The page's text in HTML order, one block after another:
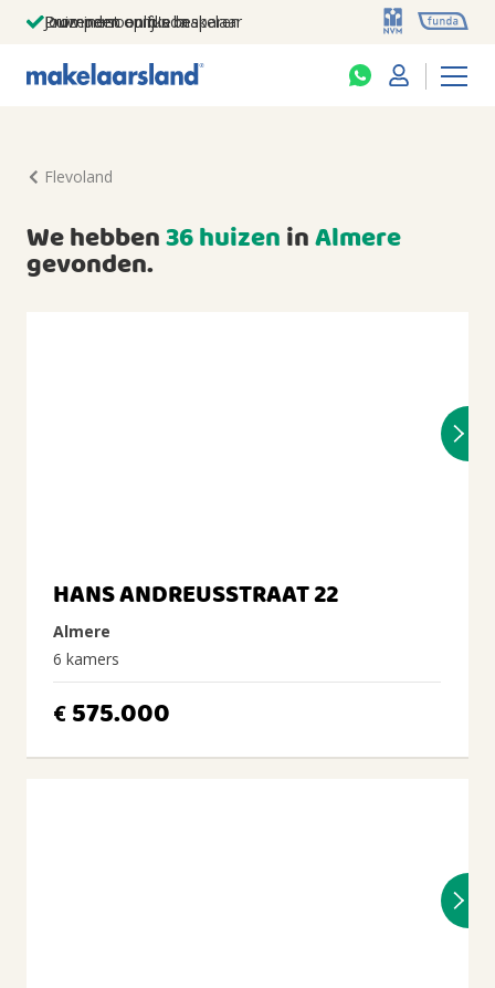
Jouw persoonlijke makelaar
Duizenden euro's besparen
Prominent op funda
Flevoland
We hebben36 huizeninAlmere
gevonden.
HANS ANDREUSSTRAAT 22
Almere
6 kamers
€ 575.000